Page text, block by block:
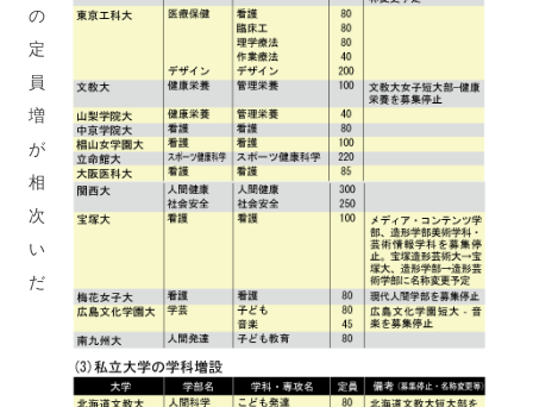
の
定
員
増
が
相
次
い
だ